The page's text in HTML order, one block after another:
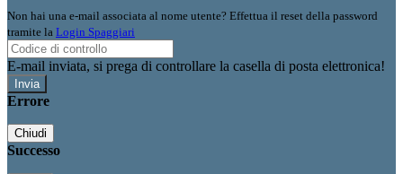
Non hai una e-mail associata al nome utente? Effettua il reset della password
tramite la Login Spaggiari
E-mail inviata, si prega di controllare la casella di posta elettronica!
Errore
Chiudi
Successo